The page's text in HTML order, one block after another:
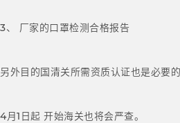
3、 厂家的口罩检测合格报告
另外目的国清关所需资质认证也是必要
4月1日起 开始海关也将会严查。